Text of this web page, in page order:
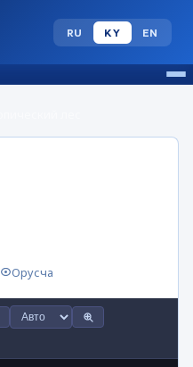
RU KY EN
Орусча